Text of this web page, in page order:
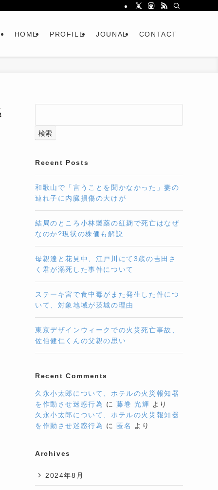
HOME PROFILE JOUNAL CONTACT
検索
Recent Posts
和歌山で「言うことを聞かなかった」妻の
連れ子に内臓損傷の大けが
結局のところ小林製薬の紅麹で死亡はなぜ
なのか?現状の株価も解説
母親達と花見中、江戸川にて3歳の吉田さ
く君が溺死した事件について
ステーキ宮で食中毒がまた発生した件につ
いて、対象地域が茨城の理由
東京デザインウィークでの火災死亡事故、
佐伯健仁くんの父親の思い
Recent Comments
久永小太郎について、ホテルの火災報知器
を作動させ迷惑行為 に藤巻 光輝 より
久永小太郎について、ホテルの火災報知器
を作動させ迷惑行為 に 匿名 より
Archives
2024年8月